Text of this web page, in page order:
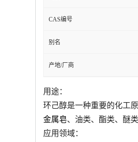
CAS编号
别名
产地/厂商
用途：
环己醇是一种重要的化工
金属皂、油类、酯类、醚
应用领域：